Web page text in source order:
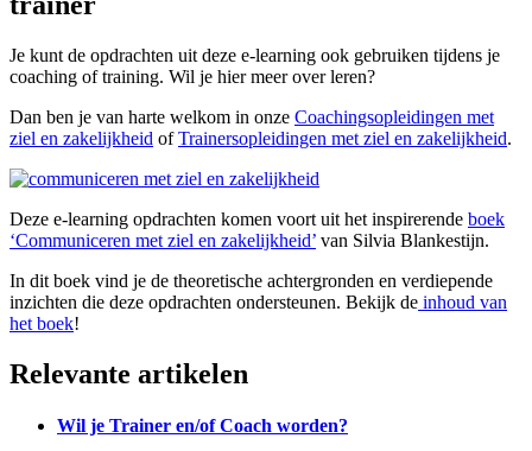
Je kunt de opdrachten uit deze e-learning ook gebruiken tijdens je
coaching of training. Wil je hier meer over leren?
Dan ben je van harte welkom in onze Coachingsopleidingen met
ziel en zakelijkheid ofTrainersopleidingen met ziel en zakelijkheid.
Deze e-learning opdrachten komen voort uit het inspirerende boek
‘Communiceren met ziel en zakelijkheid’ van Silvia Blankestijn.
In dit boek vind je de theoretische achtergronden en verdiepende
inzichten die deze opdrachten ondersteunen. Bekijk de inhoud van
het boek!
Relevante artikelen
Wil je Trainer en/of Coach worden?